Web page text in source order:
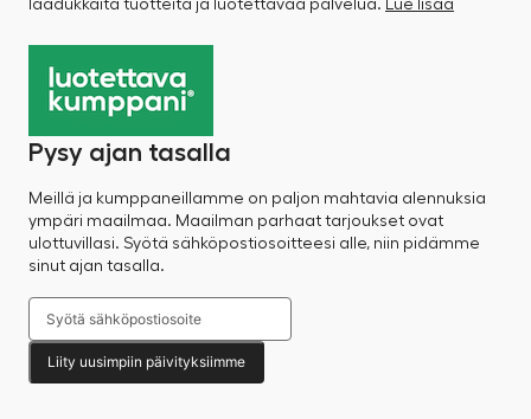
laadukkaita tuotteita ja luotettavaa palvelua.
Lue lisää
Pysy ajan tasalla
Meillä ja kumppaneillamme on paljon mahtavia alennuksia
ympäri maailmaa. Maailman parhaat tarjoukset ovat
ulottuvillasi. Syötä sähköpostiosoitteesi alle, niin pidämme
sinut ajan tasalla.
Liity uusimpiin päivityksiimme